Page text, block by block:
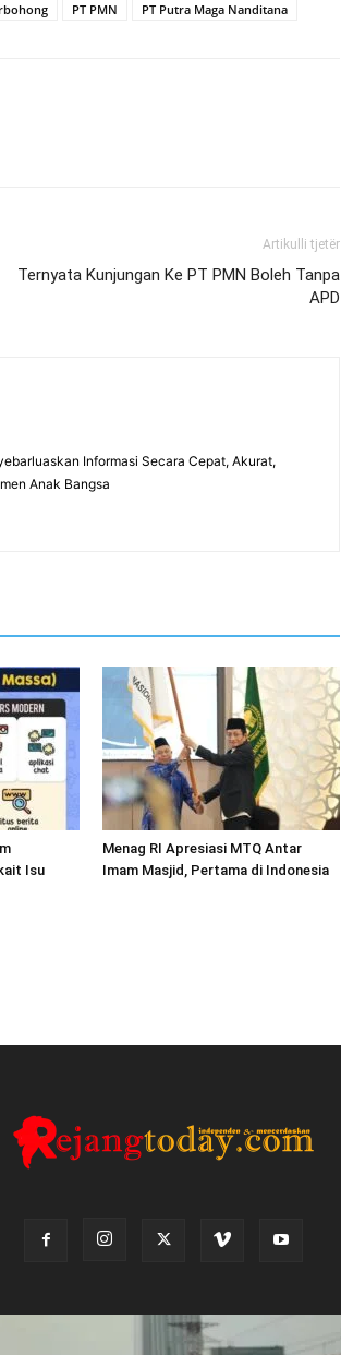
PT PMN PT Putra Maga Nanditana
Artikulli tjetër
Ternyata Kunjungan Ke PT PMN Boleh Tanpa
APD
Informasi Secara Cepat, Akurat,
Anak Bangsa
Isu
Menag RI Apresiasi MTQ Antar
Imam Masjid, Pertama di Indonesia